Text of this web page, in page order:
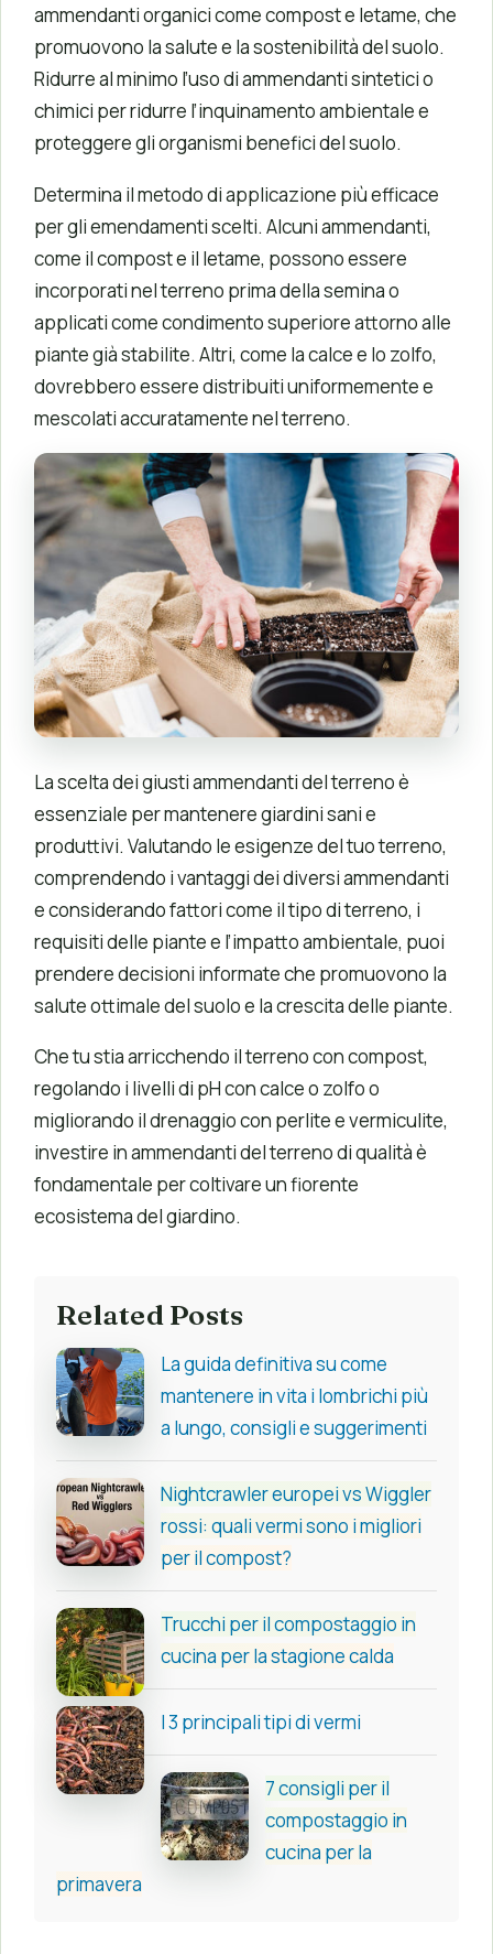
ammendanti organici come compost e letame, che
promuovono la salute e la sostenibilità del suolo.
Ridurre al minimo l’uso di ammendanti sintetici o
chimici per ridurre l’inquinamento ambientale e
proteggere gli organismi benefici del suolo.
Determina il metodo di applicazione più efficace
per gli emendamenti scelti. Alcuni ammendanti,
come il compost e il letame, possono essere
incorporati nel terreno prima della semina o
applicati come condimento superiore attorno alle
piante già stabilite. Altri, come la calce e lo zolfo,
dovrebbero essere distribuiti uniformemente e
mescolati accuratamente nel terreno.
La scelta dei giusti ammendanti del terreno è
essenziale per mantenere giardini sani e
produttivi. Valutando le esigenze del tuo terreno,
comprendendo i vantaggi dei diversi ammendanti
e considerando fattori come il tipo di terreno, i
requisiti delle piante e l’impatto ambientale, puoi
prendere decisioni informate che promuovono la
salute ottimale del suolo e la crescita delle piante.
Che tu stia arricchendo il terreno con compost,
regolando i livelli di pH con calce o zolfo o
migliorando il drenaggio con perlite e vermiculite,
investire in ammendanti del terreno di qualità è
fondamentale per coltivare un fiorente
ecosistema del giardino.
Related Posts
La guida definitiva su come
mantenere in vita i lombrichi più
a lungo, consigli e suggerimenti
Nightcrawler europei vs Wiggler
rossi: quali vermi sono i migliori
per il compost?
Trucchi per il compostaggio in
cucina per la stagione calda
I 3 principali tipi di vermi
7 consigli per il
compostaggio in
cucina per la
primavera